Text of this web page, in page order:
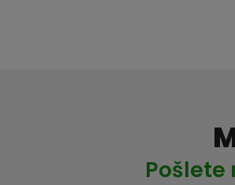
Pošlete